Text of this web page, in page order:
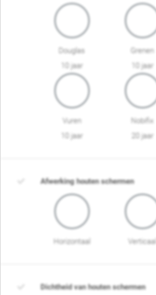
Douglas
10 jaar
Grenen
10 jaar
Vuren
10 jaar
Nobifix
20 jaar
Afwerking houten schermen
Horizontaal Verticaal
Dichtheid van houten schermen